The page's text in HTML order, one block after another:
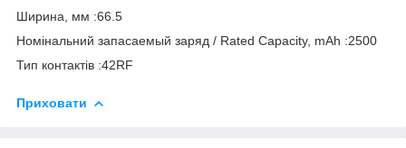
Ширина, мм :66.5
Номінальний запасаемый заряд / Rated Capacity, mAh :2500
Тип контактів :42RF
Приховати